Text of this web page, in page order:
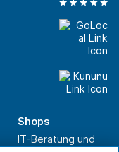
Shops
IT-Beratung und